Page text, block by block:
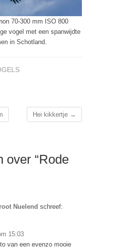
70-300 mm ISO 800
vogel met een spanwijdte
in Schotland.
Hei kikkertje →
over “Rode
Nuelend schreef:
15:03
van een evenzo mooie